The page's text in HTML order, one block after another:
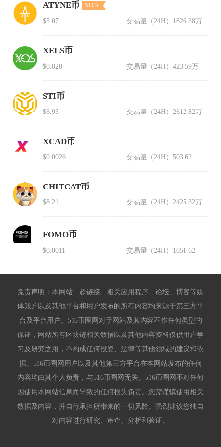
ATYNE币 NO.3
$5.07 交易量（24H） 1826.38万
XELS币
$0.020 交易量（24H）423.59万
STI币
$6.93 交易量（24H） 2612.82万
XCAD币
$0.0026 交易量（24H） 503.62
CHITCAT币
$8.21 交易量（24H）2425.32万
FOMO币
$0.0011 交易量（24H） 1051.62
免责声明：本网站、超链接、相关应用程序、论坛、博客等媒
体账户以及其他平台和用户发布的所有内容均来源于第三方平
台及平台用户。516币圈网对于网站及其内容不作任何类型的
保证，网站所有区块链相关数据以及其他内容资料仅供用户学
习及研究之用，不构成任何投资、法律等其他领域的建议和依
据。516币圈网用户以及其他第三方平台在本网站发布的任何
内容均由其个人负责，与516币圈网无关。516币圈网不对任何
因使用本网站信息而导致的任何损失负责。您需谨慎使用相关
数据及内容，并自行承担所带来的一切风险。强烈建议您独自
对内容进行研究、审查、分析和验证。